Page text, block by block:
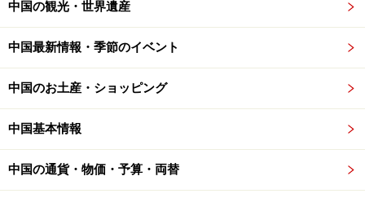
中国の観光・世界遺産
中国最新情報・季節のイベント
中国のお土産・ショッピング
中国基本情報
中国の通貨・物価・予算・両替